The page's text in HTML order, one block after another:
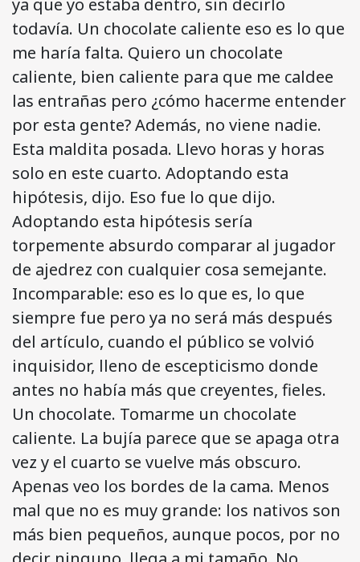
ya que yo estaba dentro, sin decirlo
todavía. Un chocolate caliente eso es lo que
me haría falta. Quiero un chocolate
caliente, bien caliente para que me caldee
las entrañas pero ¿cómo hacerme entender
por esta gente? Además, no viene nadie.
Esta maldita posada. Llevo horas y horas
solo en este cuarto. Adoptando esta
hipótesis, dijo. Eso fue lo que dijo.
Adoptando esta hipótesis sería
torpemente absurdo comparar al jugador
de ajedrez con cualquier cosa semejante.
Incomparable: eso es lo que es, lo que
siempre fue pero ya no será más después
del artículo, cuando el público se volvió
inquisidor, lleno de escepticismo donde
antes no había más que creyentes, fieles.
Un chocolate. Tomarme un chocolate
caliente. La bujía parece que se apaga otra
vez y el cuarto se vuelve más obscuro.
Apenas veo los bordes de la cama. Menos
mal que no es muy grande: los nativos son
más bien pequeños, aunque pocos, por no